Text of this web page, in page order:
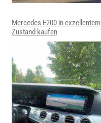
Mercedes E200 in exzellentem
Zustand kaufen